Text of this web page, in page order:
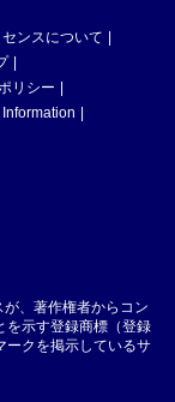
センスについて
リシー
、著作権者からコン
を示す登録商標（登録
ークを掲示しているサ